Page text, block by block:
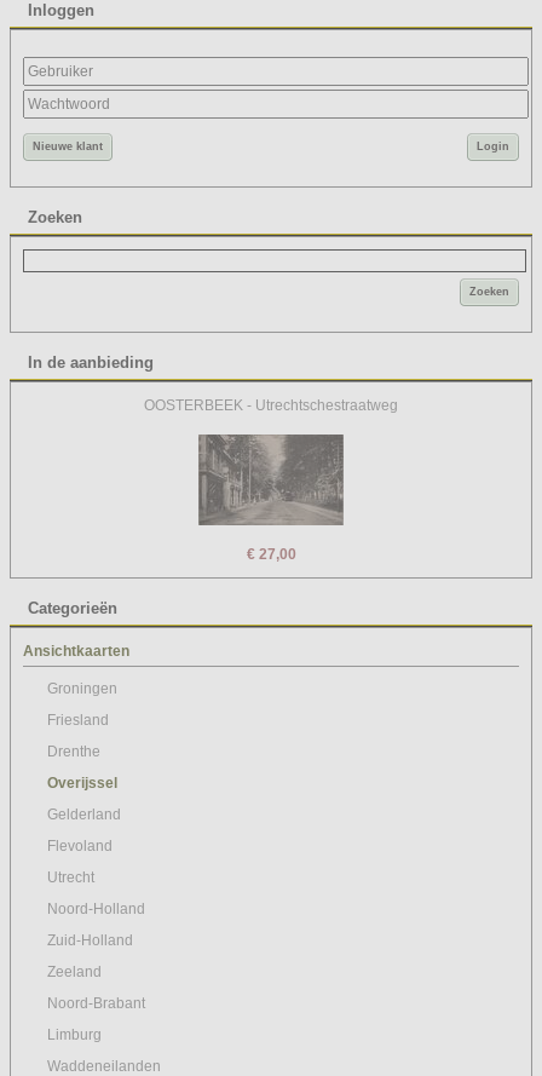
Inloggen
Nieuwe klant Login
Zoeken
Zoeken
In de aanbieding
OOSTERBEEK - Utrechtschestraatweg
€ 27,00
Categorieën
Ansichtkaarten
Groningen
Friesland
Drenthe
Overijssel
Gelderland
Flevoland
Utrecht
Noord-Holland
Zuid-Holland
Zeeland
Noord-Brabant
Limburg
Waddeneilanden